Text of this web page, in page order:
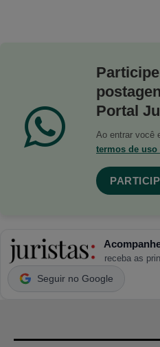
Portal
Ao entrar você
termos de uso
receba as
Seguir no Google